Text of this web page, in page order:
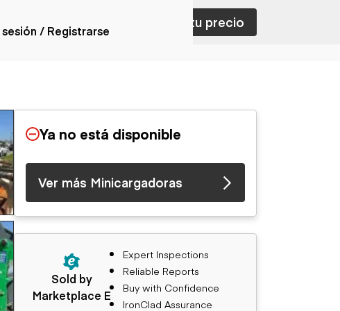
articulados
Camiones con
volquetes
de
fuera de
Camiones de servicio
especiales
con
cisterna
/ Registrarse
con ventas Nombra tu precio
Ya no está disponible
Ver más Minicargadoras
Sold by
Marketplace E
Expert Inspections
Reliable Reports
Buy with Confidence
IronClad Assurance